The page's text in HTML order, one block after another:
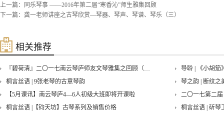
上一篇：
同乐琴事 ——2016年第二届“寒香沁”师生雅集回顾
下一篇： 龚一老师讲座之古琴欣赏---琴器、琴声、琴谱、琴乐（三）
相关推荐
『碧荷清』二〇一七南云琴庐师友文琴雅集之回顾（一）
导聆 | 《小胡
桐言丝语 | 9张老琴的古意琴韵
琴之韵 | 断纹之
【5月课讯】南云琴庐4—6人初级大班即将开课啦
二〇一七第二
桐言丝语 |【钧天坊】古琴系列及销售价格
桐言丝语 | 斫琴